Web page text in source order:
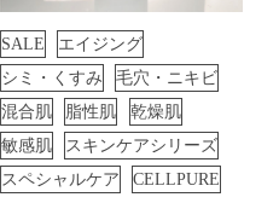
SALE
エイジング
シミ・くすみ
毛穴・ニキビ
混合肌
脂性肌
乾燥肌
敏感肌
スキンケアシリーズ
スペシャルケア
CELLPURE